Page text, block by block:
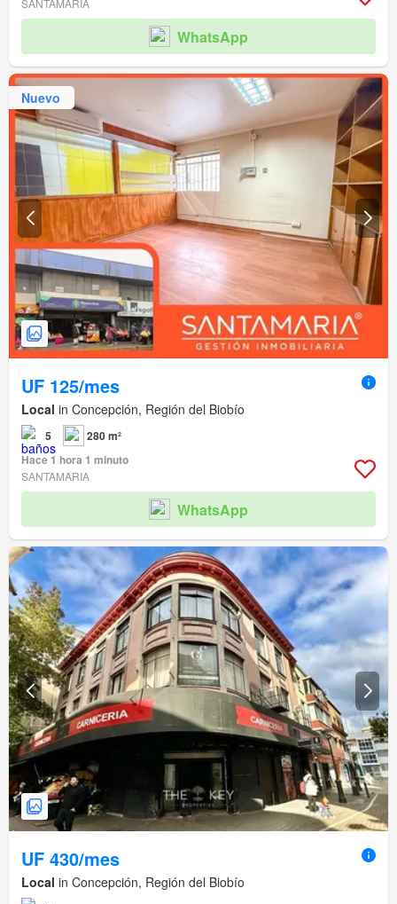
SANTAMARIA
WhatsApp
Nuevo
UF 125/mes
Local in Concepción, Región del Biobío
5
280 m²
Hace 1 hora 1 minuto
SANTAMARIA
WhatsApp
UF 430/mes
Local in Concepción, Región del Biobío